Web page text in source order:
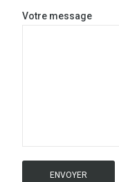
Votre message